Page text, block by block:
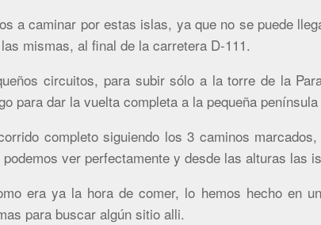
a caminar por estas islas, ya que no se puede
mismas, al final de la carretera D-111.
circuitos, para subir sólo a la torre de la
para dar la vuelta completa a la pequeña península
completo siguiendo los 3 caminos
ver perfectamente y desde las alturas las
era ya la hora de comer, lo hemos hecho en
para buscar algún sitio alli.